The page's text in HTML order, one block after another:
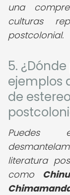
una
culturas
postcolonial.
5.
ejemplos
de
Puedes
literatura
como